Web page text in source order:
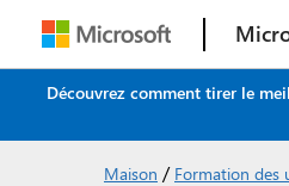
Découvrez comment tirer le
Maison / Formation des